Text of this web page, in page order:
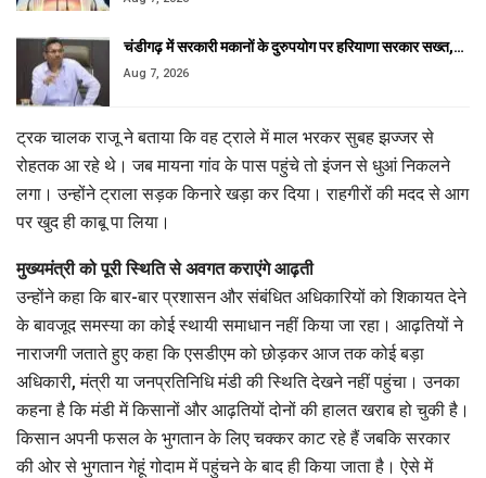
चंडीगढ़ में सरकारी मकानों के दुरुपयोग पर हरियाणा सरकार सख्त,…
Aug 7, 2026
ट्रक चालक राजू ने बताया कि वह ट्राले में माल भरकर सुबह झज्जर से
रोहतक आ रहे थे। जब मायना गांव के पास पहुंचे तो इंजन से धुआं निकलने
लगा। उन्होंने ट्राला सड़क किनारे खड़ा कर दिया। राहगीरों की मदद से आग
पर खुद ही काबू पा लिया।
मुख्यमंत्री को पूरी स्थिति से अवगत कराएंगे आढ़ती
उन्होंने कहा कि बार-बार प्रशासन और संबंधित अधिकारियों को शिकायत देने
के बावजूद समस्या का कोई स्थायी समाधान नहीं किया जा रहा। आढ़तियों ने
नाराजगी जताते हुए कहा कि एसडीएम को छोड़कर आज तक कोई बड़ा
अधिकारी, मंत्री या जनप्रतिनिधि मंडी की स्थिति देखने नहीं पहुंचा। उनका
कहना है कि मंडी में किसानों और आढ़तियों दोनों की हालत खराब हो चुकी है।
किसान अपनी फसल के भुगतान के लिए चक्कर काट रहे हैं जबकि सरकार
की ओर से भुगतान गेहूं गोदाम में पहुंचने के बाद ही किया जाता है। ऐसे में